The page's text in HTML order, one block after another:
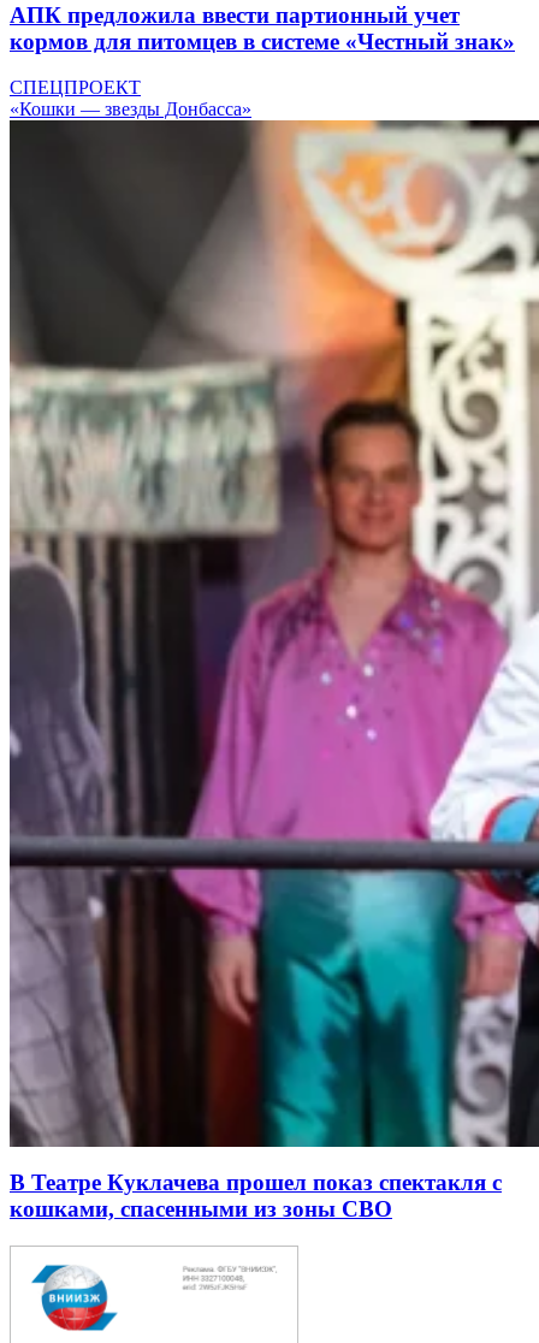
АПК предложила ввести партионный учет
кормов для питомцев в системе «Честный знак»
СПЕЦПРОЕКТ
«Кошки — звезды Донбасса»
В Театре Куклачева прошел показ спектакля с
кошками, спасенными из зоны СВО